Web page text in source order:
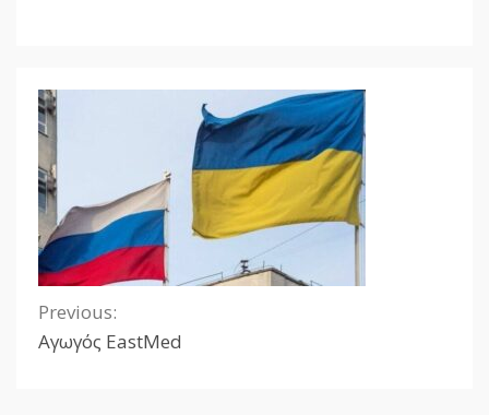
Continue
Previous:
Αγωγός EastMed